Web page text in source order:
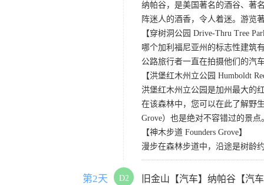
纳帕谷，是美国著名的酒谷、著
阵迷人的酒香，令人着迷。游览
【穿树洞公园 Drive-Thru Tree
哪个加利福尼亚州的标志性建筑
公路旅行者一直在拍摄他们的汽
【洪堡红木州立公园 Humboldt
洪堡红木州立公园是加州最大的
在该森林中，您可以在此了解野
Grove）也是绝对不容错过的景点
【神木步道 Founders Grove】
漫步在森林步道中，沿途是树龄
第2天 D2 旧金山【汽车】纳帕谷【汽